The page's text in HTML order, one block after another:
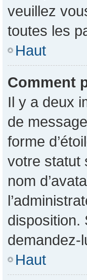
veuillez
toutes les
Haut
Comment
Il y a deux
de
forme
votre statut
nom
disposition.
demandez-
Haut